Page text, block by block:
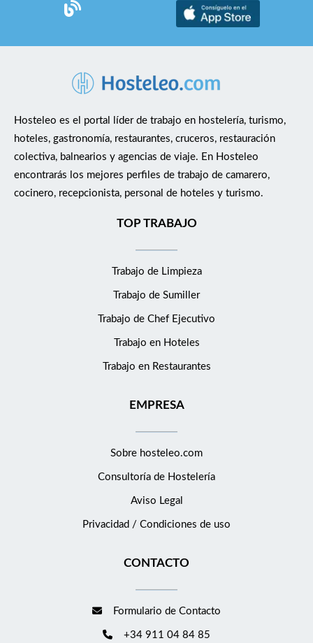
Hosteleo es el portal líder de trabajo en hostelería, turismo,
hoteles, gastronomía, restaurantes, cruceros, restauración
colectiva, balnearios y agencias de viaje. En Hosteleo
encontrarás los mejores perfiles de trabajo de camarero,
cocinero, recepcionista, personal de hoteles y turismo.
TOP TRABAJO
Trabajo de Limpieza
Trabajo de Sumiller
Trabajo de Chef Ejecutivo
Trabajo en Hoteles
Trabajo en Restaurantes
EMPRESA
Sobre hosteleo.com
Consultoría de Hostelería
Aviso Legal
Privacidad / Condiciones de uso
CONTACTO
Formulario de Contacto
+34 911 04 84 85